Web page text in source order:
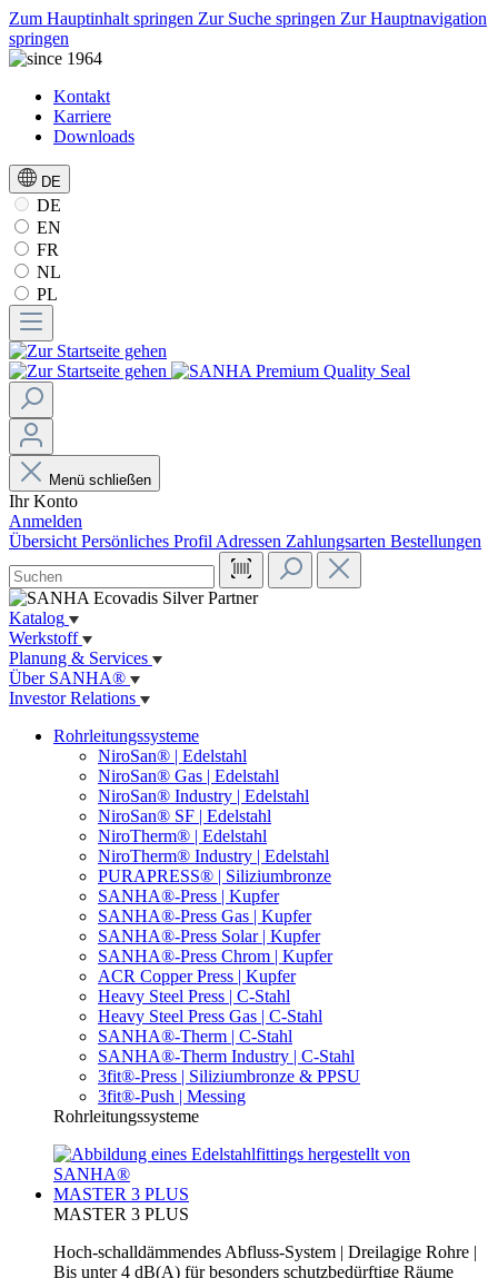
Zum Hauptinhalt springen Zur Suche springen Zur Hauptnavigation
springen
Kontakt
Karriere
Downloads
DE
DE
EN
FR
NL
PL
Menü schließen
Ihr Konto
Anmelden
Übersicht Persönliches Profil Adressen Zahlungsarten Bestellungen
Katalog
Werkstoff
Planung & Services
Über SANHA®
Investor Relations
Rohrleitungssysteme
NiroSan® | Edelstahl
NiroSan® Gas | Edelstahl
NiroSan® Industry | Edelstahl
NiroSan® SF | Edelstahl
NiroTherm® | Edelstahl
NiroTherm® Industry | Edelstahl
PURAPRESS® | Siliziumbronze
SANHA®-Press | Kupfer
SANHA®-Press Gas | Kupfer
SANHA®-Press Solar | Kupfer
SANHA®-Press Chrom | Kupfer
ACR Copper Press | Kupfer
Heavy Steel Press | C-Stahl
Heavy Steel Press Gas | C-Stahl
SANHA®-Therm | C-Stahl
SANHA®-Therm Industry | C-Stahl
3fit®-Press | Siliziumbronze & PPSU
3fit®-Push | Messing
Rohrleitungssysteme
MASTER 3 PLUS
MASTER 3 PLUS
Hoch-schalldämmendes Abfluss-System | Dreilagige Rohre |
Bis unter 4 dB(A) für besonders schutzbedürftige Räume